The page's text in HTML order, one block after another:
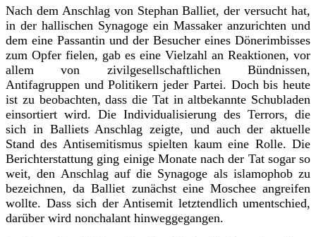
Nach dem Anschlag von Stephan Balliet, der versucht hat,
in der hallischen Synagoge ein Massaker anzurichten und
dem eine Passantin und der Besucher eines Dönerimbisses
zum Opfer fielen, gab es eine Vielzahl an Reaktionen, vor
allem von zivilgesellschaftlichen Bündnissen,
Antifagruppen und Politikern jeder Partei. Doch bis heute
ist zu beobachten, dass die Tat in altbekannte Schubladen
einsortiert wird. Die Individualisierung des Terrors, die
sich in Balliets Anschlag zeigte, und auch der aktuelle
Stand des Antisemitismus spielten kaum eine Rolle. Die
Berichterstattung ging einige Monate nach der Tat sogar so
weit, den Anschlag auf die Synagoge als islamophob zu
bezeichnen, da Balliet zunächst eine Moschee angreifen
wollte. Dass sich der Antisemit letztendlich umentschied,
darüber wird nonchalant hinweggegangen.